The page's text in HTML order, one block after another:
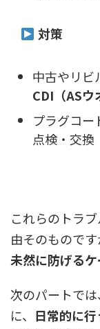
対策
中古やリ
CDI（ASウ
プラグコー
点検・交換
これらのトラ
由そのものです
未然に防げる
次のパートで
に、 日常的に